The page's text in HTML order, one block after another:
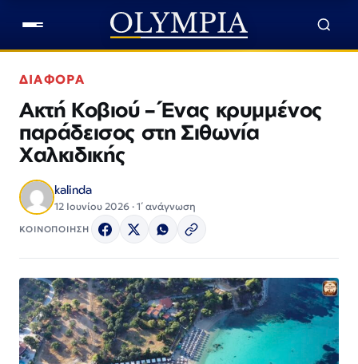
ΔΙΑΦΟΡΑ
Ακτή Κοβιού – Ένας κρυμμένος
παράδεισος στη Σιθωνία
Χαλκιδικής
kalinda
12 Ιουνίου 2026 · 1΄ ανάγνωση
ΚΟΙΝΟΠΟΙΗΣΗ